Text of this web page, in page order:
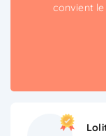
convient le